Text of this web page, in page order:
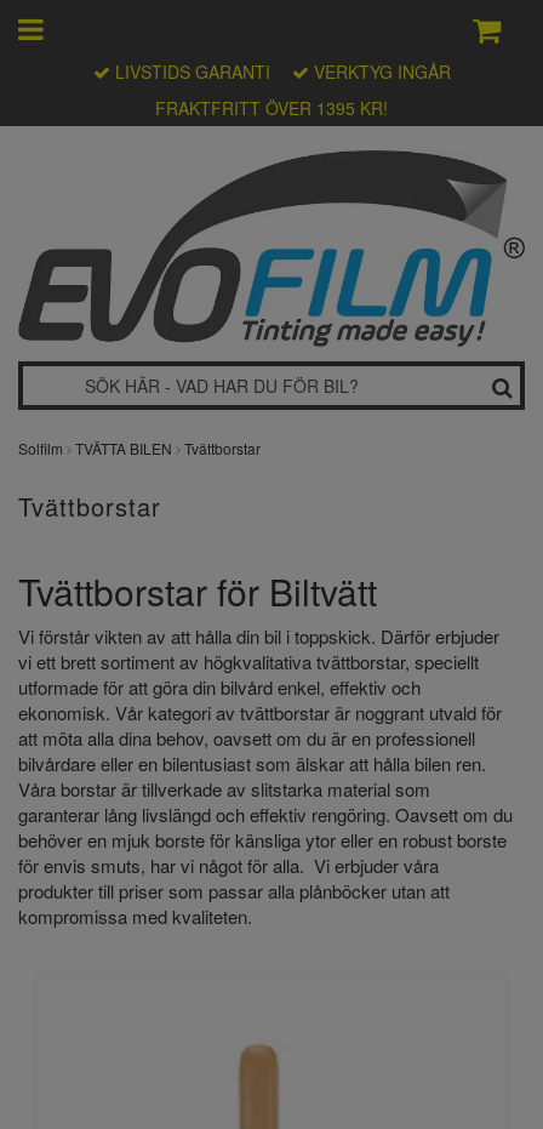
FRAKTFRITT ÖVER 1395 KR!
LIVSTIDS GARANTI VERKTYG INGÅR
Solfilm TVÄTTA BILEN Tvättborstar
Tvättborstar
Tvättborstar för Biltvätt
Vi förstår vikten av att hålla din bil i toppskick. Därför erbjuder
vi ett brett sortiment av högkvalitativa tvättborstar, speciellt
utformade för att göra din bilvård enkel, effektiv och
ekonomisk. Vår kategori av tvättborstar är noggrant utvald för
att möta alla dina behov, oavsett om du är en professionell
bilvårdare eller en bilentusiast som älskar att hålla bilen ren.
Våra borstar är tillverkade av slitstarka material som
garanterar lång livslängd och effektiv rengöring. Oavsett om du
behöver en mjuk borste för känsliga ytor eller en robust borste
för envis smuts, har vi något för alla. Vi erbjuder våra
produkter till priser som passar alla plånböcker utan att
kompromissa med kvaliteten.